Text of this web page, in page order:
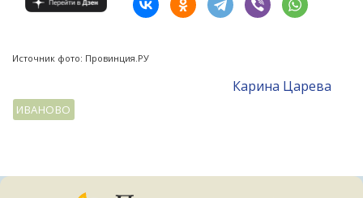
Источник фото: Провинция.РУ
Карина Царева
ИВАНОВО